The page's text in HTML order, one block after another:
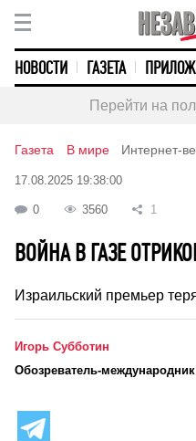
НОВОСТИ ГАЗЕТА
Перейти на
Газета В мире Интернет-
17.08.2025 19:38:00
0 3560 1
ВОЙНА В ГАЗЕ
Израильский премьер
Игорь Субботин
Обозреватель-